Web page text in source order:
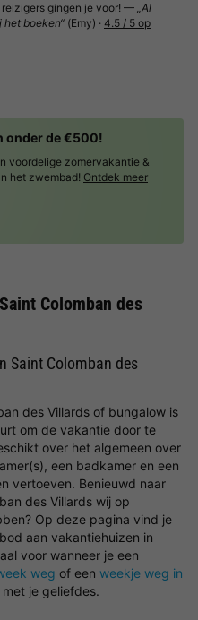
gingen je voor! — „Al
boeken“ (Emy) · 4.5 / 5 op
onder de €500!
voordelige zomervakantie &
het zwembad! Ontdek meer
Colomban des
Saint Colomban des
des Villards of bungalow is
om de vakantie door te
over het algemeen over
een badkamer en een
vertoeven. Benieuwd naar
des Villards wij op
Op deze pagina vind je
aan vakantiehuizen in
voor wanneer je een
weg of een weekje weg in
je geliefdes.